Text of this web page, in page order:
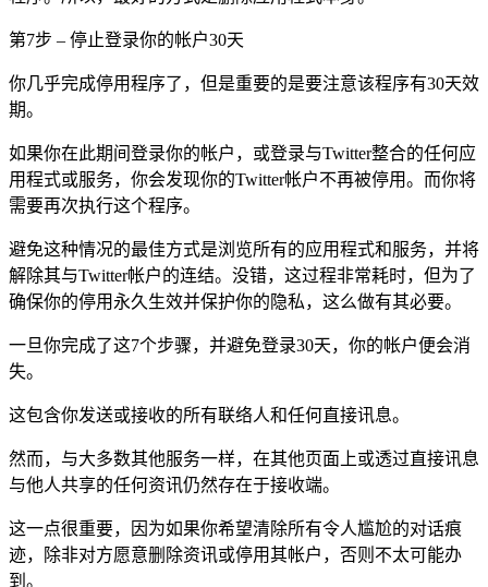
第7步 – 停止登录你的帐户30天
你几乎完成停用程序了，但是重要的是要注意该程序有30天效
期。
如果你在此期间登录你的帐户，或登录与Twitter整合的任何应
用程式或服务，你会发现你的Twitter帐户不再被停用。而你将
需要再次执行这个程序。
避免这种情况的最佳方式是浏览所有的应用程式和服务，并将
解除其与Twitter帐户的连结。没错，这过程非常耗时，但为了
确保你的停用永久生效并保护你的隐私，这么做有其必要。
一旦你完成了这7个步骤，并避免登录30天，你的帐户便会消
失。
这包含你发送或接收的所有联络人和任何直接讯息。
然而，与大多数其他服务一样，在其他页面上或透过直接讯息
与他人共享的任何资讯仍然存在于接收端。
这一点很重要，因为如果你希望清除所有令人尴尬的对话痕
迹，除非对方愿意删除资讯或停用其帐户，否则不太可能办
到。